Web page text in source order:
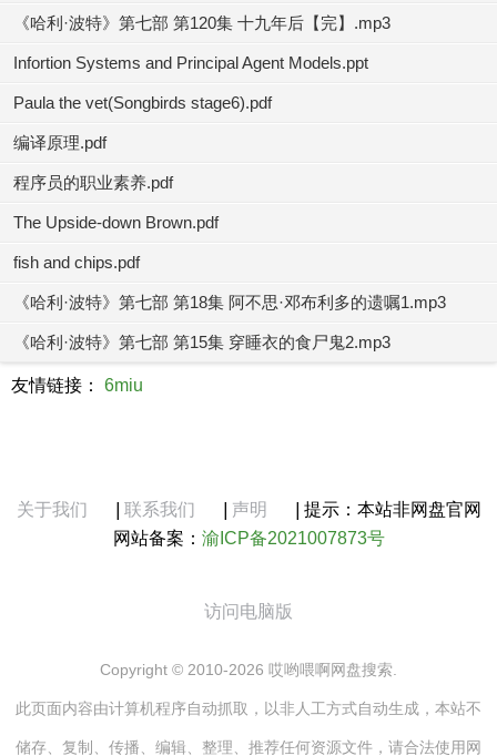
《哈利·波特》第七部 第120集 十九年后【完】.mp3
Infortion Systems and Principal Agent Models.ppt
Paula the vet(Songbirds stage6).pdf
编译原理.pdf
程序员的职业素养.pdf
The Upside-down Brown.pdf
fish and chips.pdf
《哈利·波特》第七部 第18集 阿不思·邓布利多的遗嘱1.mp3
《哈利·波特》第七部 第15集 穿睡衣的食尸鬼2.mp3
友情链接： 6miu
关于我们 联系我们 声明
提示：本站非网盘官网
网站备案： 渝ICP备2021007873号
访问电脑版
Copyright © 2010-2026 哎哟喂啊网盘搜索.
此页面内容由计算机程序自动抓取，以非人工方式自动生成，本站不
储存、复制、传播、编辑、整理、推荐任何资源文件，请合法使用网